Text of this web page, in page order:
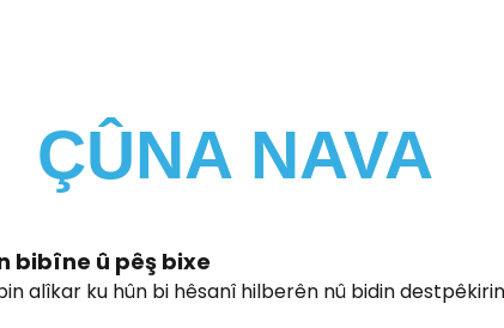
ÇÛNA NAVA
bibîne û pêş bixe
alîkar ku hûn bi hêsanî hilberên nû bidin destpêkirin